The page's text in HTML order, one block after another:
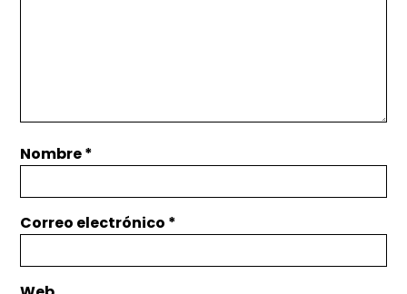
Nombre*
Correo electrónico *